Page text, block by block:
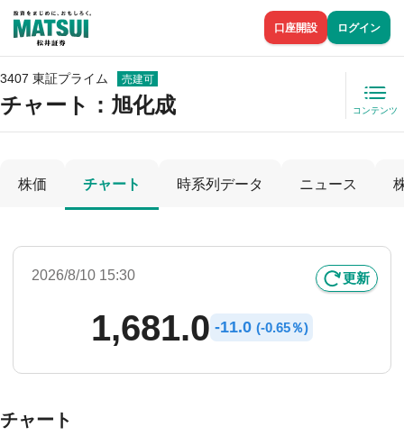
口座開設 ログイン
3407 東証プライム 売建可
チャート： 旭化成 コンテンツ
株価 チャート 時系列データ ニュース
2026/8/10 15:30 更新
1,681.0 -11.0 (-0.65％)
チャート